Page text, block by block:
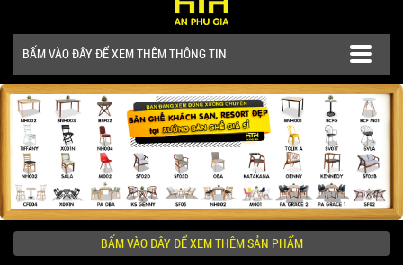
BẤM VÀO ĐÂY ĐỂ XEM THÊM THÔNG TIN
SẢN PHẨM
CÔNG TRÌNH
KHÁCH HÀNG NÊN BIẾT
BẤM VÀO ĐÂY ĐỂ XEM THÊM SẢN PHẨM